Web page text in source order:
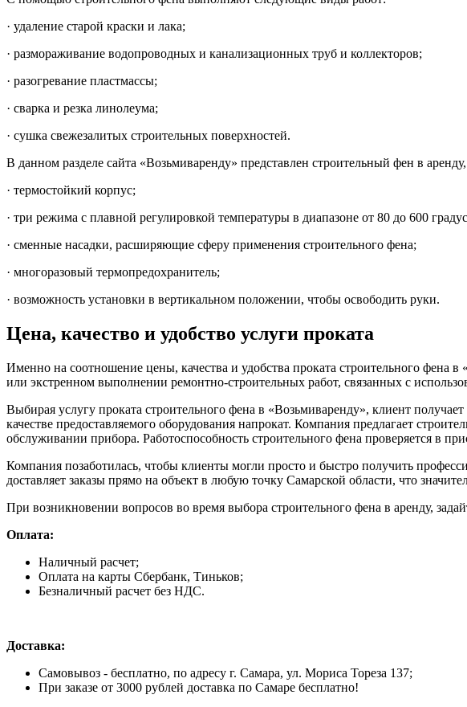
· удаление старой краски и лака;
· размораживание водопроводных и канализационных труб и коллекторов;
· разогревание пластмассы;
· сварка и резка линолеума;
· сушка свежезалитых строительных поверхностей.
В данном разделе сайта «Возьмиваренду» представлен строительный фен в
· термостойкий корпус;
· три режима с плавной регулировкой температуры в диапазоне от 80 до 600
· сменные насадки, расширяющие сферу применения строительного фена;
· многоразовый термопредохранитель;
· возможность установки в вертикальном положении, чтобы освободить руки.
Цена, качество и удобство услуги проката
Именно на соотношение цены, качества и удобства проката строительного
или экстренном выполнении ремонтно-строительных работ, связанных с
Выбирая услугу проката строительного фена в «Возьмиваренду», клиент
качестве предоставляемого оборудования напрокат. Компания предлагает
обслуживании прибора. Работоспособность строительного фена проверяется в
Компания позаботилась, чтобы клиенты могли просто и быстро получить
доставляет заказы прямо на объект в любую точку Самарской области, что
При возникновении вопросов во время выбора строительного фена в аренду,
Оплата:
Наличный расчет;
Оплата на карты Сбербанк, Тиньков;
Безналичный расчет без НДС.
Доставка:
Самовывоз - бесплатно, по адресу г. Самара, ул. Мориса Тореза 137;
При заказе от 3000 рублей доставка по Самаре бесплатно!